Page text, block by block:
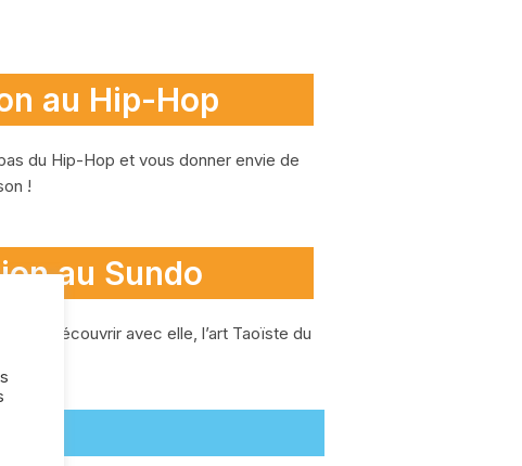
au Hip-Hop
du Hip-Hop et vous donner envie de
!
au Sundo
de découvrir avec elle, l’art Taoïste du